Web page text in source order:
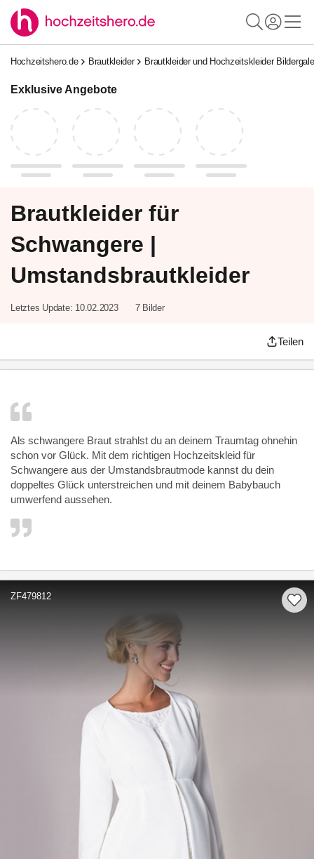
Hochzeitshero.de Brautkleider Brautkleider und Hochzeitskleider
Exklusive Angebote
Brautkleider für
Schwangere |
Umstandsbrautkleider
Letztes Update: 10.02.2023 7 Bilder
Teilen
Als schwangere Braut strahlst du an deinem Traumtag ohnehin
schon vor Glück. Mit dem richtigen Hochzeitskleid für
Schwangere aus der Umstandsbrautmode kannst du dein
doppeltes Glück unterstreichen und mit deinem Babybauch
umwerfend aussehen.
ZF479812